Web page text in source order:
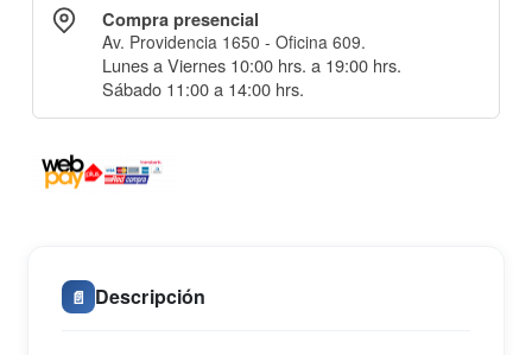
Compra presencial
Av. Providencia 1650 - Oficina 609.
Lunes a Viernes 10:00 hrs. a 19:00 hrs.
Sábado 11:00 a 14:00 hrs.
📄 Descripción